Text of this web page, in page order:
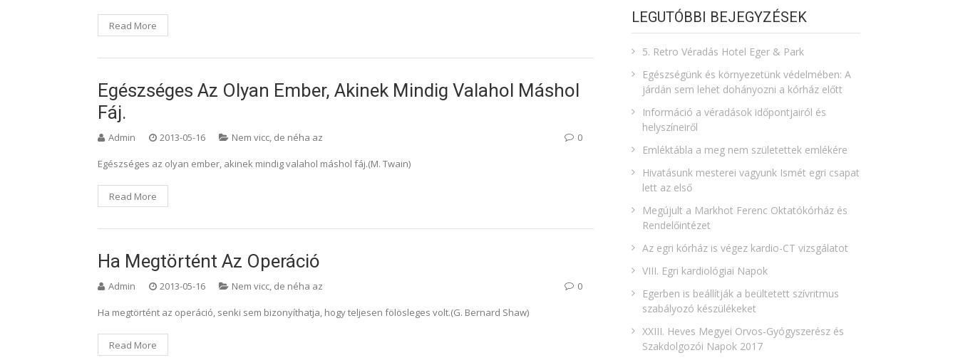
Read More
Egészséges Az Olyan Ember, Akinek Mindig Valahol Máshol
Fáj.
Admin 2013-05-16 Nem vicc, de néha az 0
Egészséges az olyan ember, akinek mindig valahol máshol fáj.(M. Twain)
Read More
Ha Megtörtént Az Operáció
Admin 2013-05-16 Nem vicc, de néha az 0
Ha megtörtént az operáció, senki sem bizonyíthatja, hogy teljesen fölösleges volt.(G. Bernard Shaw)
Read More
LEGUTÓBBI BEJEGYZÉSEK
5. Retro Véradás Hotel Eger & Park
Egészségünk és környezetünk védelmében: A
járdán sem lehet dohányozni a kórház előtt
Információ a véradások időpontjairól és
helyszíneiről
Emléktábla a meg nem születettek emlékére​
Hivatásunk mesterei vagyunk Ismét egri csapat
lett az első
Megújult a Markhot Ferenc Oktatókórház és
Rendelőintézet
Az egri kórház is végez kardio-CT vizsgálatot
VIII. Egri kardiológiai Napok
Egerben is beállítják a beültetett szívritmus
szabályozó készülékeket
XXIII. Heves Megyei Orvos-Gyógyszerész és
Szakdolgozói Napok 2017